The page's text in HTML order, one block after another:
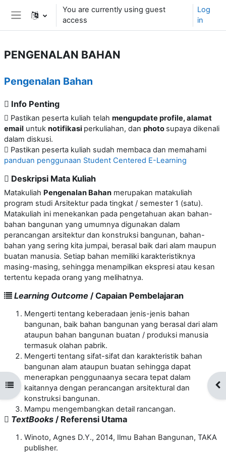
Skip to main content
Side panel
You are currently using guest
access
Log
in
Open course index
PENGENALAN BAHAN
Pengenalan Bahan
Info Penting
Pastikan peserta kuliah telah mengupdate profile, alamat
email untuk notifikasi perkuliahan, dan photo supaya dikenali
dalam diskusi.
Pastikan peserta kuliah sudah membaca dan memahami
panduan penggunaan Student Centered E-Learning
Deskripsi Mata Kuliah
Matakuliah Pengenalan Bahan merupakan matakuliah
program studi Arsitektur pada tingkat / semester 1 (satu).
Matakuliah ini menekankan pada pengetahuan akan bahan-
bahan bangunan yang umumnya digunakan dalam
perancangan arsitektur dan konstruksi bangunan, bahan-
bahan yang sering kita jumpai, berasal baik dari alam maupun
buatan manusia. Setiap bahan memiliki karakteristiknya
masing-masing, sehingga menampilkan ekspresi atau kesan
tertentu kepada orang yang melihatnya.
Learning Outcome / Capaian Pembelajaran
Mengerti tentang keberadaan jenis-jenis bahan
bangunan, baik bahan bangunan yang berasal dari alam
ataupun bahan bangunan buatan / produksi manusia
termasuk olahan pabrik.
Mengerti tentang sifat-sifat dan karakteristik bahan
bangunan alam ataupun buatan sehingga dapat
menerapkan penggunaanya secara tepat dalam
kaitannya dengan perancangan arsitektural dan
konstruksi bangunan.
Mampu mengembangkan detail rancangan.
TextBooks / Referensi Utama
Winoto, Agnes D.Y., 2014, Ilmu Bahan Bangunan, TAKA
publisher.